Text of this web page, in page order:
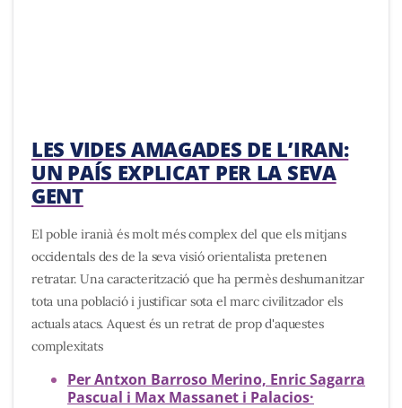
LES VIDES AMAGADES DE L’IRAN:
UN PAÍS EXPLICAT PER LA SEVA
GENT
El poble iranià és molt més complex del que els mitjans
occidentals des de la seva visió orientalista pretenen
retratar. Una caracterització que ha permès deshumanitzar
tota una població i justificar sota el marc civilitzador els
actuals atacs. Aquest és un retrat de prop d'aquestes
complexitats
Per Antxon Barroso Merino, Enric Sagarra
Pascual i Max Massanet i Palacios·